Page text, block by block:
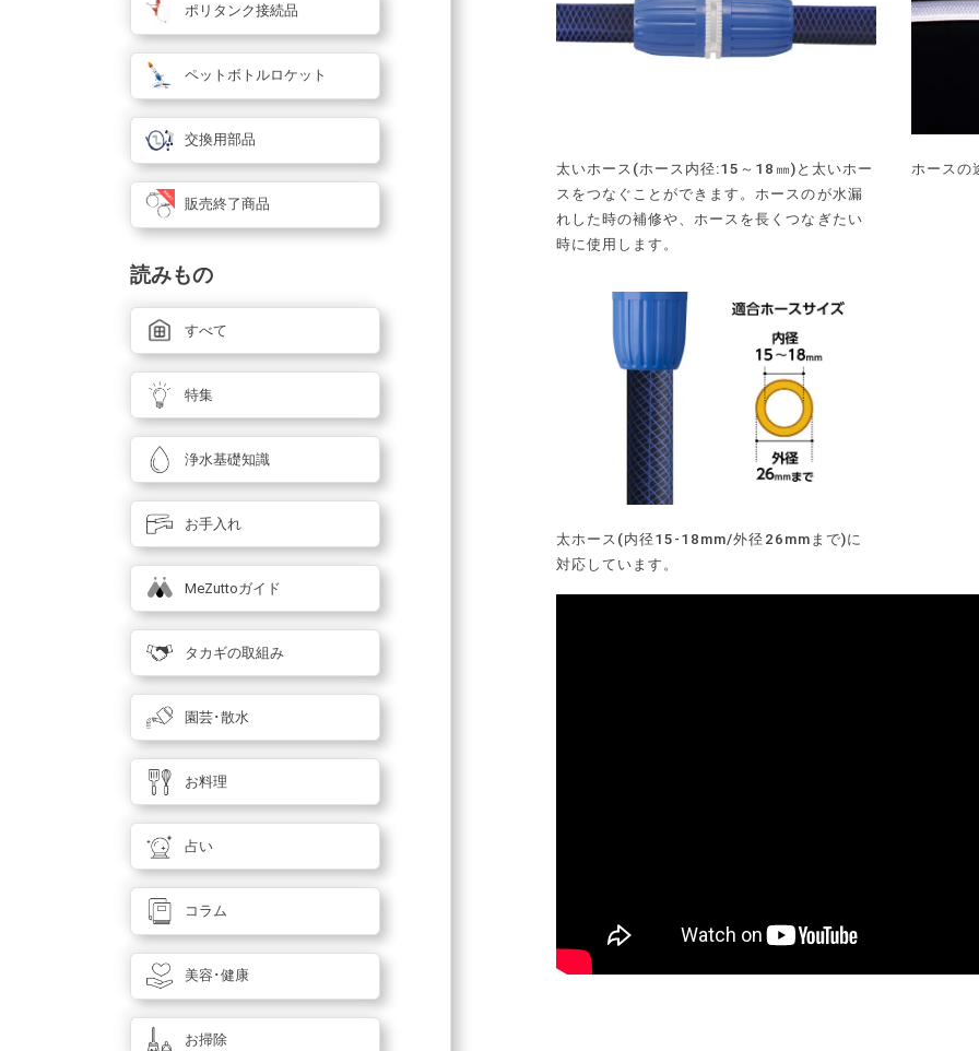
太いホース(ホース内径:15～18㎜)と太いホー
スをつなぐことができます。ホースのが水漏
れした時の補修や、ホースを長くつなぎたい
時に使用します。
ホースの
太ホース(内径15-18mm/外径26mmまで)に
対応しています。
ポリタンク接続品
ペットボトルロケット
交換用部品
販売終了商品
読みもの
すべて
特集
浄水基礎知識
お手入れ
MeZuttoガイド
タカギの取組み
園芸･散水
お料理
占い
コラム
美容･健康
お掃除